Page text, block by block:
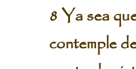
8 Ya sea
contemple